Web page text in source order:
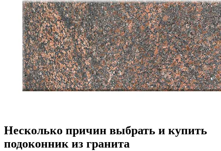
Несколько причин выбрать и купить
подоконник из гранита